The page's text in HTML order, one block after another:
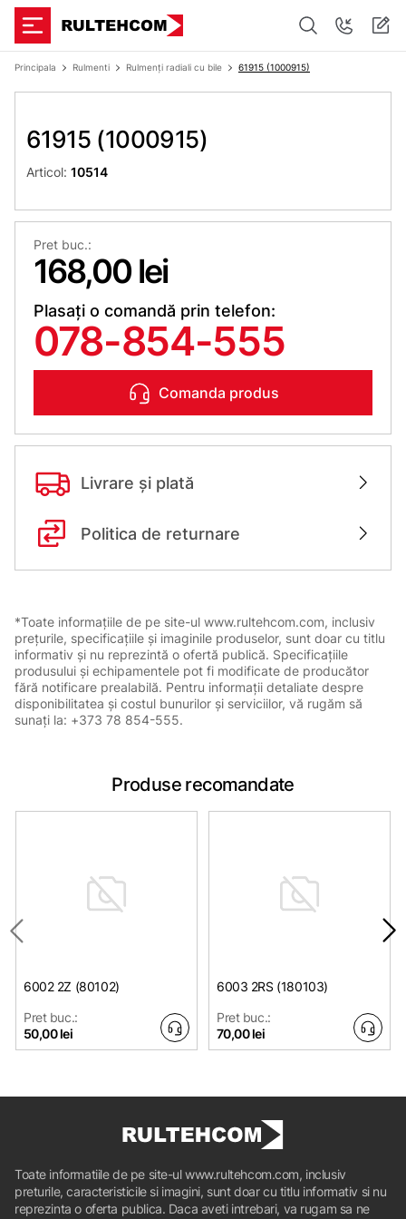
Principala Rulmenti Rulmenți radiali cu bile 61915 (1000915)
61915 (1000915)
Articol: 10514
Pret buc.:
168,00 lei
Plasați o comandă prin telefon:
078-854-555
Comanda produs
Livrare și plată
Politica de returnare
*Toate informațiile de pe site-ul www.rultehcom.com, inclusiv
prețurile, specificațiile și imaginile produselor, sunt doar cu titlu
informativ și nu reprezintă o ofertă publică. Specificațiile
produsului și echipamentele pot fi modificate de producător
fără notificare prealabilă. Pentru informații detaliate despre
disponibilitatea și costul bunurilor și serviciilor, vă rugăm să
sunați la: +373 78 854-555.
Produse recomandate
6002 2Z (80102)
Pret buc.:
50,00 lei
6003 2RS (180103)
Pret buc.:
70,00 lei
Toate informatiile de pe site-ul www.rultehcom.com, inclusiv
preturile, caracteristicile si imagini, sunt doar cu titlu informativ si nu
reprezinta o oferta publica. Daca aveti intrebari, va rugam sa ne